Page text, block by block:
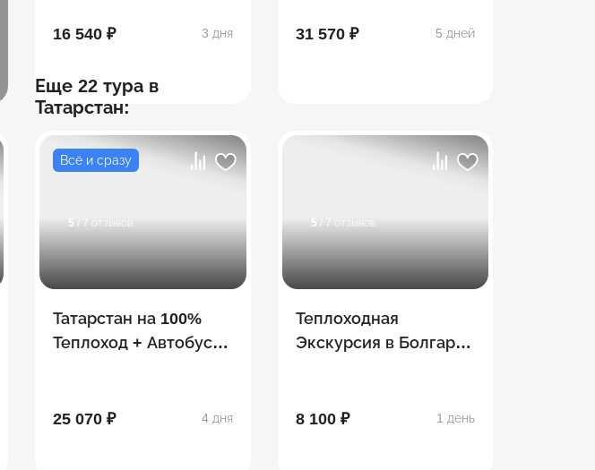
16 540 ₽ 3 дня 31 570 ₽ 5 дней
Еще 22 тура в
Татарстан:
Всё и сразу
5 / 7 отзывов
Татарстан на 100%
Теплоход + Автобус
25 070 ₽
4 дня
5 / 7 отзывов
Теплоходная
Экскурсия в Болгар
8 100 ₽
1 день